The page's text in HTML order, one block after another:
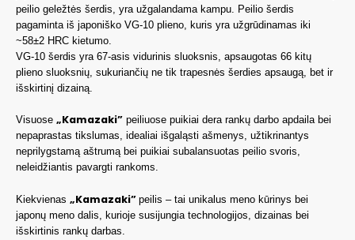
peilio geležtės šerdis, yra užgalandama kampu. Peilio šerdis
pagaminta iš japoniško VG-10 plieno, kuris yra užgrūdinamas iki
~58±2 HRC kietumo.
VG-10 šerdis yra 67-asis vidurinis sluoksnis, apsaugotas 66 kitų
plieno sluoksnių, sukuriančių ne tik trapesnės šerdies apsaugą, bet ir
išskirtinį dizainą.
Visuose „Kamazaki” peiliuose puikiai dera rankų darbo apdaila bei
nepaprastas tikslumas, idealiai išgaląsti ašmenys, užtikrinantys
neprilygstamą aštrumą bei puikiai subalansuotas peilio svoris,
neleidžiantis pavargti rankoms.
Kiekvienas „Kamazaki” peilis – tai unikalus meno kūrinys bei
japonų meno dalis, kurioje susijungia technologijos, dizainas bei
išskirtinis rankų darbas.